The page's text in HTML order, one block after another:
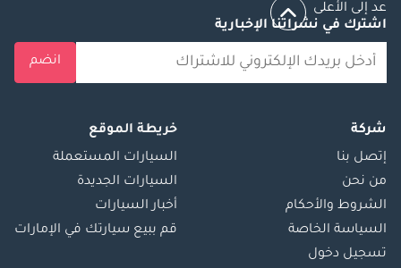
عد إلى الأعلى
اشترك في نشراتنا الإخبارية
انضم
شركة
إتصل بنا
من نحن
الشروط والأحكام
السياسة الخاصة
تسجيل دخول
خريطة الموقع
السيارات المستعملة
السيارات الجديدة
أخبار السيارات
قم ببيع سيارتك في الإمارات